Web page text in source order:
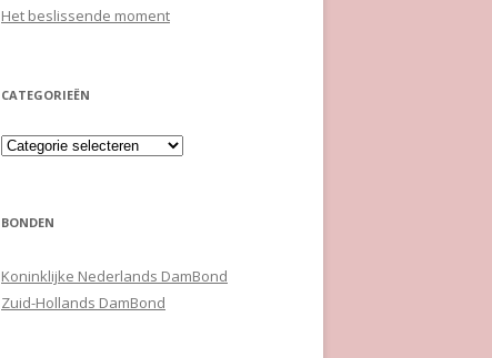
Het beslissende moment
CATEGORIEËN
Categorieën
BONDEN
Koninklijke Nederlands DamBond
Zuid-Hollands DamBond